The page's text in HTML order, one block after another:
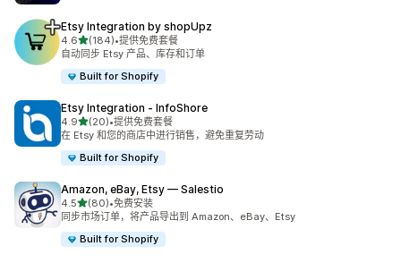
Etsy Integration by shopUpz
4.6星（满分 5 星）
(184)
总共 184 条评论
•提供免费套餐
自动同步 Etsy 产品、库存和订单
Built for Shopify
Etsy Integration ‑ InfoShore
4.9星（满分 5 星）
(20)
总共 20 条评论
•提供免费套餐
在 Etsy 和您的商店中进行销售，避免重复劳动
Built for Shopify
Amazon, eBay, Etsy — Salestio
4.5星（满分 5 星）
(80)
总共 80 条评论
•免费安装
同步市场订单，将产品导出到 Amazon、eBay、Etsy
Built for Shopify